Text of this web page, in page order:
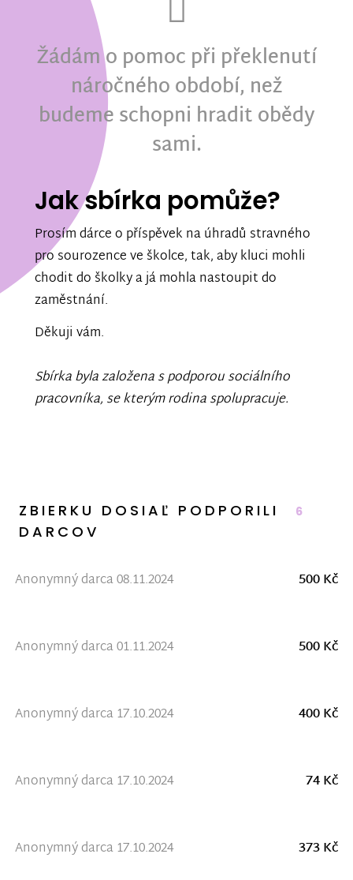
Žádám o pomoc při překlenutí
náročného období, než
budeme schopni hradit obědy
sami.
Jak sbírka pomůže?
Prosím dárce o příspěvek na úhradů stravného
pro sourozence ve školce, tak, aby kluci mohli
chodit do školky a já mohla nastoupit do
zaměstnání.
Děkuji vám.
Sbírka byla založena s podporou sociálního
pracovníka, se kterým rodina spolupracuje.
ZBIERKU DOSIAĽ PODPORILI 6
DARCOV
Anonymný darca 08.11.2024 500 Kč
Anonymný darca 01.11.2024 500 Kč
Anonymný darca 17.10.2024 400 Kč
Anonymný darca 17.10.2024 74 Kč
Anonymný darca 17.10.2024 373 Kč